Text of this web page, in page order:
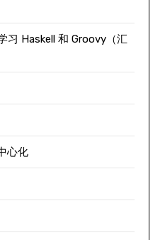
习 Haskell 和 Groovy（汇
心化